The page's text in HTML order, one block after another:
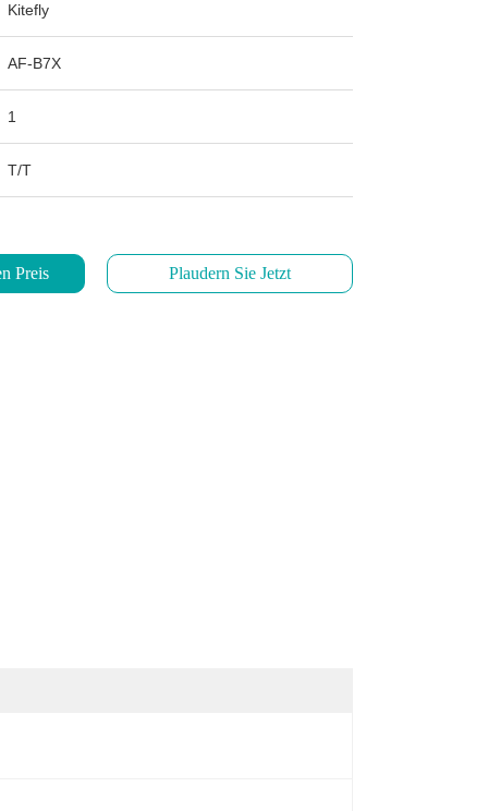
Kitefly
AF-B7X
1
T/T
Preis Plaudern Sie Jetzt